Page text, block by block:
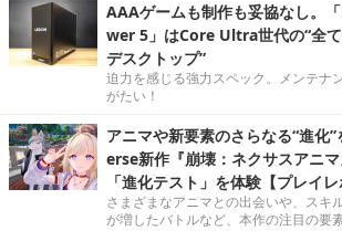
AAAゲームも制作も妥協なし。
wer 5」はCore Ultra世代の“全
デスクトップ”
迫力を感じる強力スペック。メンテナ
がたい！
アニマや新要素のさらなる“進化
erse新作『崩壊：ネクサスアニ
「進化テスト」を体験【プレイレ
さまざまなアニマとの出会いや、スキ
が増したバトルなど、本作の注目の要